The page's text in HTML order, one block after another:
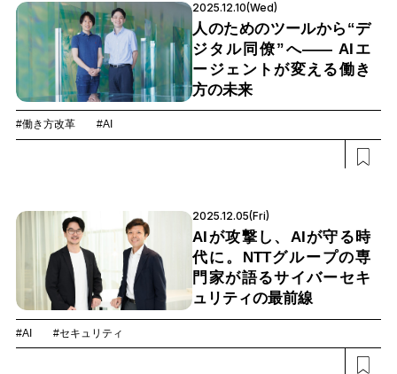
2025.12.10(Wed)
人のためのツールから“デ
ジタル同僚”へ―― AIエ
ージェントが変える働き
方の未来
#働き方改革 #AI
2025.12.05(Fri)
AIが攻撃し、AIが守る時
代に。NTTグループの専
門家が語るサイバーセキ
ュリティの最前線
#AI #セキュリティ